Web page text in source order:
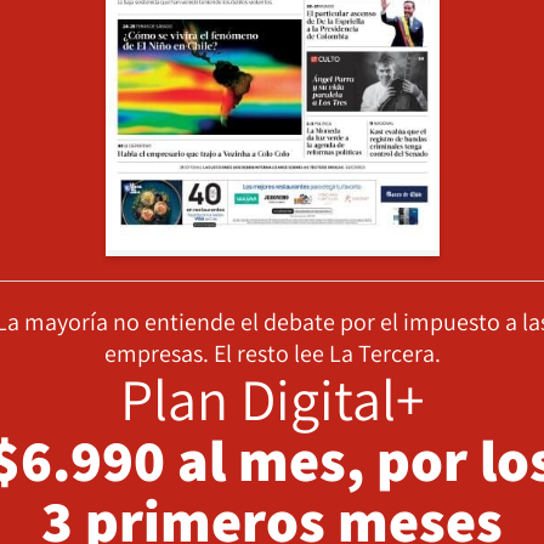
mayoría no entiende el debate por el impuesto a
empresas. El resto lee La Tercera.
Plan Digital+
al mes, por
3 primeros meses